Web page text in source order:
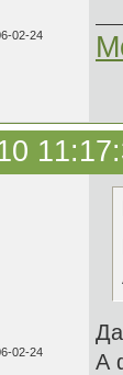
02-24
02-24
А